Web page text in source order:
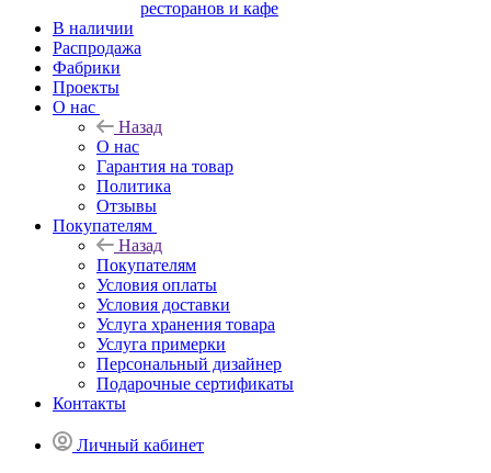
ресторанов и кафе
В наличии
Распродажа
Фабрики
Проекты
О нас
Назад
О нас
Гарантия на товар
Политика
Отзывы
Покупателям
Назад
Покупателям
Условия оплаты
Условия доставки
Услуга хранения товара
Услуга примерки
Персональный дизайнер
Подарочные сертификаты
Контакты
Личный кабинет